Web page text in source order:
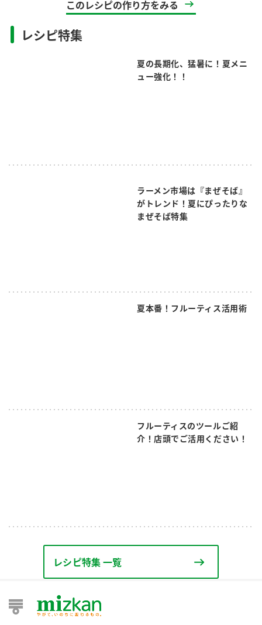
このレシピの作り方をみる
レシピ特集
夏の長期化、猛暑に！夏メニ
ュー強化！！
ラーメン市場は『まぜそば』
がトレンド！夏にぴったりな
まぜそば特集
夏本番！フルーティス活用術
フルーティスのツールご紹
介！店頭でご活用ください！
レシピ特集 一覧